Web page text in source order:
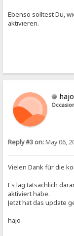
Ebenso solltest Du,
aktivieren.
Reply #3 on:May 06,
Vielen Dank für die
Es lag tatsächlich
aktiviert habe.
Jetzt hat das update
hajo